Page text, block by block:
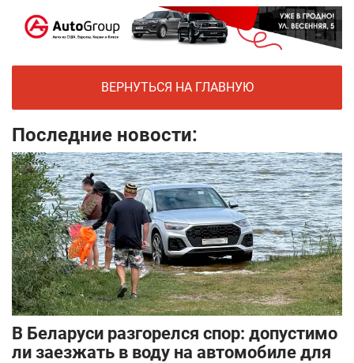
ВЕРНУТЬСЯ НА ГЛАВНУЮ
Последние новости:
В Беларуси разгорелся спор: допустимо
ли заезжать в воду на автомобиле для